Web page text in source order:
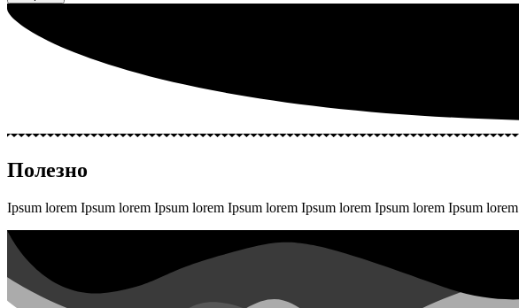
Полезно
Ipsum lorem Ipsum lorem Ipsum lorem Ipsum lorem Ipsum lorem Ipsum lorem Ipsum lorem